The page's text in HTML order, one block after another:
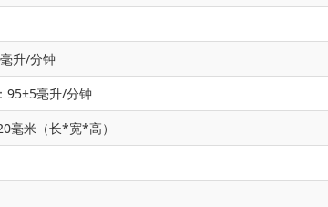
升/分钟
95±5毫升/分钟
毫米（长*宽*高）